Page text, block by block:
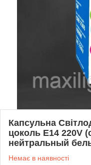
Капсульна
цоколь Е14 220V
нейтральный
Немає в наявності